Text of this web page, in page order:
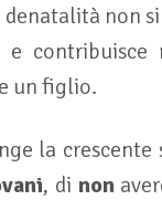
denatalità non
e contribuisce
un figlio.
la crescente
, di non